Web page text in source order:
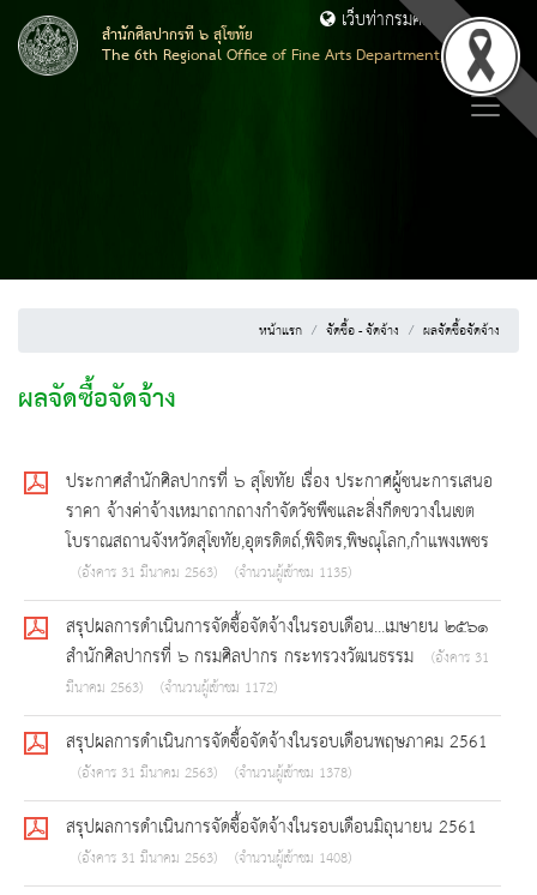
สำนักศิลปากรที่ ๖ สุโขทัย
The 6th Regional Office of Fine Arts Department, Sukhothai
เว็บท่ากรมศิลปากร
หน้าแรก จัดซื้อ - จัดจ้าง ผลจัดซื้อจัดจ้าง
ผลจัดซื้อจัดจ้าง
ประกาศสำนักศิลปากรที่ ๖ สุโขทัย เรื่อง ประกาศผู้ชนะการเสนอ
ราคา จ้างค่าจ้างเหมาถากถางกำจัดวัชพืชและสิ่งกีดขวางในเขต
โบราณสถานจังหวัดสุโขทัย,อุตรดิตถ์,พิจิตร,พิษณุโลก,กำแพงเพชร
(อังคาร 31 มีนาคม 2563) (จำนวนผู้เข้าชม 1135)
สรุปผลการดำเนินการจัดซื้อจัดจ้างในรอบเดือน...เมษายน ๒๕๖๑
สำนักศิลปากรที่ ๖ กรมศิลปากร กระทรวงวัฒนธรรม
(อังคาร 31
มีนาคม 2563)
(จำนวนผู้เข้าชม 1172)
สรุปผลการดำเนินการจัดซื้อจัดจ้างในรอบเดือนพฤษภาคม 2561
(อังคาร 31 มีนาคม 2563) (จำนวนผู้เข้าชม 1378)
สรุปผลการดำเนินการจัดซื้อจัดจ้างในรอบเดือนมิถุนายน 2561
(อังคาร 31 มีนาคม 2563) (จำนวนผู้เข้าชม 1408)